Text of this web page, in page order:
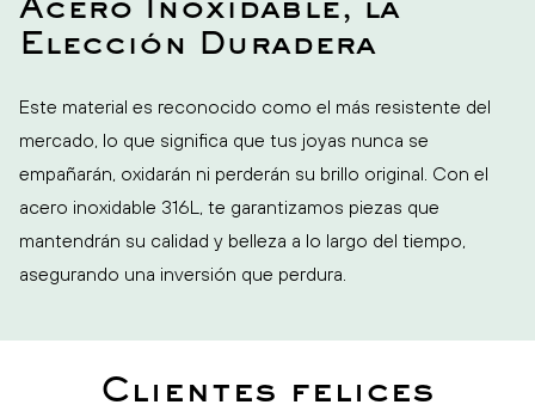
Acero Inoxidable, la
Elección Duradera
Este material es reconocido como el más resistente del
mercado, lo que significa que tus joyas nunca se
empañarán, oxidarán ni perderán su brillo original. Con el
acero inoxidable 316L, te garantizamos piezas que
mantendrán su calidad y belleza a lo largo del tiempo,
asegurando una inversión que perdura.
Clientes felices